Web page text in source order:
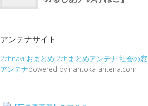
アンテナサイト
2chnavi おまとめ 2chまとめアンテナ 社会の窓
アンテナpowered by nantoka-antena.com